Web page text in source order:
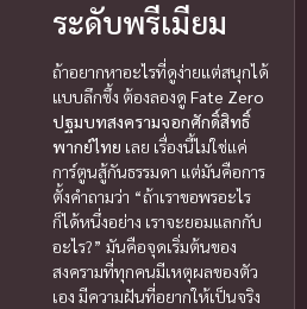
ระดับพรีเมียม
ถ้าอยากหาอะไรที่ดูง่ายแต่สนุกได้
แบบลึกซึ้ง ต้องลองดู Fate Zero
ปฐมบทสงครามจอกศักดิ์สิทธิ์
พากย์ไทย เลย เรื่องนี้ไม่ใช่แค่
การ์ตูนสู้กันธรรมดา แต่มันคือการ
ตั้งคำถามว่า “ถ้าเราขอพรอะไร
ก็ได้หนึ่งอย่าง เราจะยอมแลกกับ
อะไร?” มันคือจุดเริ่มต้นของ
สงครามที่ทุกคนมีเหตุผลของตัว
เอง มีความฝันที่อยากให้เป็นจริง